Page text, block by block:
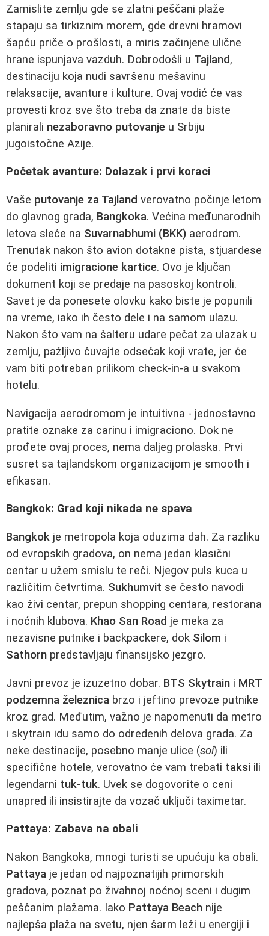
Zamislite zemlju gde se zlatni peščani plaže
stapaju sa tirkiznim morem, gde drevni hramovi
šapću priče o prošlosti, a miris začinjene ulične
hrane ispunjava vazduh. Dobrodošli u Tajland,
destinaciju koja nudi savršenu mešavinu
relaksacije, avanture i kulture. Ovaj vodić će vas
provesti kroz sve što treba da znate da biste
planirali nezaboravno putovanje u Srbiju
jugoistočne Azije.
Početak avanture: Dolazak i prvi koraci
Vaše putovanje za Tajland verovatno počinje letom
do glavnog grada, Bangkoka. Većina međunarodnih
letova sleće na Suvarnabhumi (BKK) aerodrom.
Trenutak nakon što avion dotakne pista, stjuardese
će podeliti imigracione kartice. Ovo je ključan
dokument koji se predaje na pasoskoj kontroli.
Savet je da ponesete olovku kako biste je popunili
na vreme, iako ih često dele i na samom ulazu.
Nakon što vam na šalteru udare pečat za ulazak u
zemlju, pažljivo čuvajte odsečak koji vrate, jer će
vam biti potreban prilikom check-in-a u svakom
hotelu.
Navigacija aerodromom je intuitivna - jednostavno
pratite oznake za carinu i imigraciono. Dok ne
prođete ovaj proces, nema daljeg prolaska. Prvi
susret sa tajlandskom organizacijom je smooth i
efikasan.
Bangkok: Grad koji nikada ne spava
Bangkok je metropola koja oduzima dah. Za razliku
od evropskih gradova, on nema jedan klasični
centar u užem smislu te reči. Njegov puls kuca u
različitim četvrtima. Sukhumvit se često navodi
kao živi centar, prepun shopping centara, restorana
i noćnih klubova. Khao San Road je meka za
nezavisne putnike i backpackere, dok Silom i
Sathorn predstavljaju finansijsko jezgro.
Javni prevoz je izuzetno dobar. BTS Skytrain i MRT
podzemna železnica brzo i jeftino prevoze putnike
kroz grad. Međutim, važno je napomenuti da metro
i skytrain idu samo do odredenih delova grada. Za
neke destinacije, posebno manje ulice (soi) ili
specifične hotele, verovatno će vam trebati taksi ili
legendarni tuk-tuk. Uvek se dogovorite o ceni
unapred ili insistirajte da vozač uključi taximetar.
Pattaya: Zabava na obali
Nakon Bangkoka, mnogi turisti se upućuju ka obali.
Pattaya je jedan od najpoznatijih primorskih
gradova, poznat po živahnoj noćnoj sceni i dugim
peščanim plažama. Iako Pattaya Beach nije
najlepša plaža na svetu, njen šarm leži u energiji i